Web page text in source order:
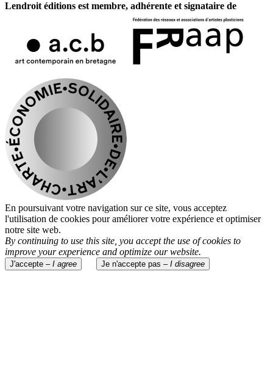
Lendroit éditions est membre, adhérente et signataire de
En poursuivant votre navigation sur ce site, vous acceptez
l'utilisation de cookies pour améliorer votre expérience et optimiser
notre site web.
By continuing to use this site, you accept the use of cookies to
improve your experience and optimize our website.
J'accepte – I agree Je n'accepte pas – I disagree